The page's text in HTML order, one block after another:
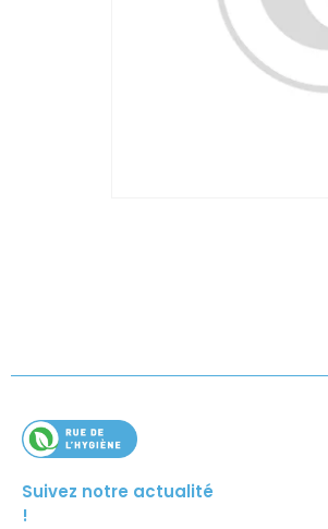
Suivez notre actualité
!